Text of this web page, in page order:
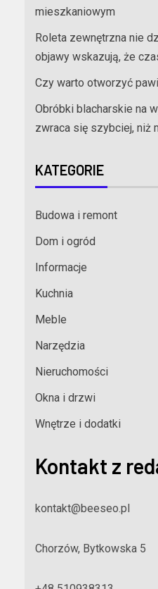
mieszkaniowym
Roleta zewnętrzna nie
objawy wskazują, że
Czy warto otworzyć
Obróbki blacharskie na
zwraca się szybciej, niż
KATEGORIE
Budowa i remont
Dom i ogród
Informacje
Kuchnia
Meble
Narzędzia
Nieruchomości
Okna i drzwi
Wnętrze i dodatki
Kontakt z
kontakt@beeseo.pl
Chorzów, Bytkowska 5